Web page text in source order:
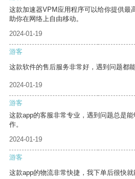
这款加速器VPM应用程序可以给你提供最
助你在网络上自由移动。
2024-01-19
游客
这款软件的售后服务非常好，遇到问题都
2024-01-19
游客
这款app的客服非常专业，遇到问题总是
作。
2024-01-19
游客
这款app的物流非常快捷，我下单后很快就